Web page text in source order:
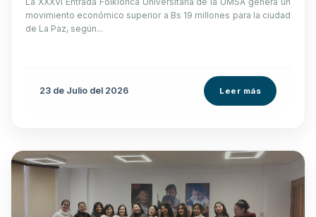
movimiento económico superior a Bs 19 millones para la ciudad
de La Paz, según...
23 de Julio del 2026 Leer más